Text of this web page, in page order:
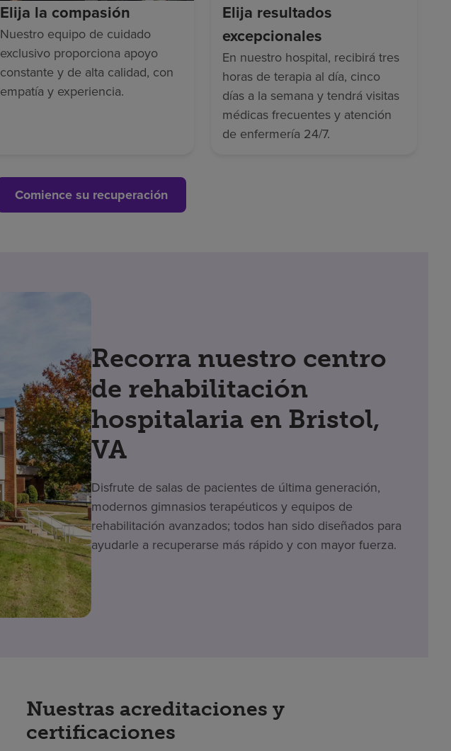
Elija la compasión
Nuestro equipo de cuidado
exclusivo proporciona apoyo
constante y de alta calidad, con
empatía y experiencia.
Elija resultados
excepcionales
En nuestro hospital, recibirá tres
horas de terapia al día, cinco
días a la semana y tendrá visitas
médicas frecuentes y atención
de enfermería 24/7.
Comience su recuperación
Recorra nuestro centro
de rehabilitación
hospitalaria en Bristol,
VA
Disfrute de salas de pacientes de última generación,
modernos gimnasios terapéuticos y equipos de
rehabilitación avanzados; todos han sido diseñados para
ayudarle a recuperarse más rápido y con mayor fuerza.
Nuestras acreditaciones y
certificaciones